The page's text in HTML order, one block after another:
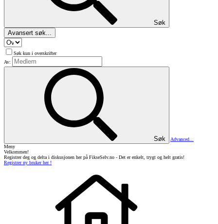
Søk
Avansert søk...
Søk kun i overskrifter
Av:
Søk
Advanced...
Meny
Velkommen!
Registrer deg og delta i diskusjonen her på FikseSelv.no - Det er enkelt, trygt og helt gratis!
Registrer ny bruker her !